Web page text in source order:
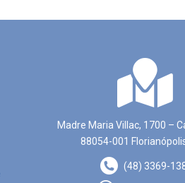
Madre Maria Villac, 1700 –
88054-001
(48) 3369-